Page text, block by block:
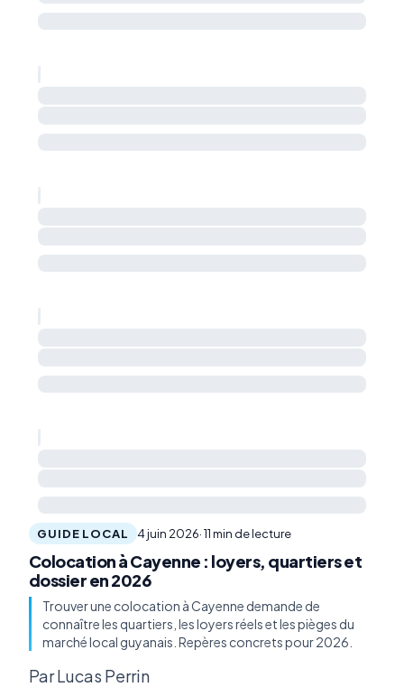
GUIDE LOCAL 4 juin 2026· 11 min de lecture
Colocation à Cayenne : loyers, quartiers et
dossier en 2026
Trouver une colocation à Cayenne demande de
connaître les quartiers, les loyers réels et les pièges du
marché local guyanais. Repères concrets pour 2026.
Par Lucas Perrin